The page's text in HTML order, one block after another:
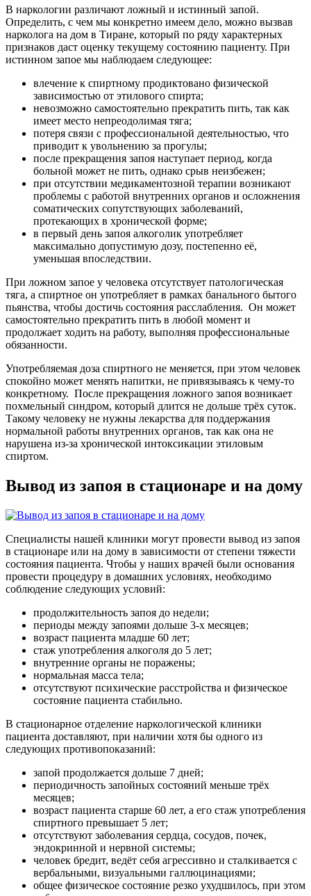
В наркологии различают ложный и истинный запой.
Определить, с чем мы конкретно имеем дело, можно вызвав
нарколога на дом в Тиране, который по ряду характерных
признаков даст оценку текущему состоянию пациенту. При
истинном запое мы наблюдаем следующее:
влечение к спиртному продиктовано физической
зависимостью от этилового спирта;
невозможно самостоятельно прекратить пить, так как
имеет место непреодолимая тяга;
потеря связи с профессиональной деятельностью, что
приводит к увольнению за прогулы;
после прекращения запоя наступает период, когда
больной может не пить, однако срыв неизбежен;
при отсутствии медикаментозной терапии возникают
проблемы с работой внутренних органов и осложнения
соматических сопутствующих заболеваний,
протекающих в хронической форме;
в первый день запоя алкоголик употребляет
максимально допустимую дозу, постепенно её,
уменьшая впоследствии.
При ложном запое у человека отсутствует патологическая
тяга, а спиртное он употребляет в рамках банального бытого
пьянства, чтобы достичь состояния расслабления. Он может
самостоятельно прекратить пить в любой момент и
продолжает ходить на работу, выполняя профессиональные
обязанности.
Употребляемая доза спиртного не меняется, при этом человек
спокойно может менять напитки, не привязываясь к чему-то
конкретному. После прекращения ложного запоя возникает
похмельный синдром, который длится не дольше трёх суток.
Такому человеку не нужны лекарства для поддержания
нормальной работы внутренних органов, так как она не
нарушена из-за хронической интоксикации этиловым
спиртом.
Вывод из запоя в стационаре и на дому
Специалисты нашей клиники могут провести вывод из запоя
в стационаре или на дому в зависимости от степени тяжести
состояния пациента. Чтобы у наших врачей были основания
провести процедуру в домашних условиях, необходимо
соблюдение следующих условий:
продолжительность запоя до недели;
периоды между запоями дольше 3-х месяцев;
возраст пациента младше 60 лет;
стаж употребления алкоголя до 5 лет;
внутренние органы не поражены;
нормальная масса тела;
отсутствуют психические расстройства и физическое
состояние пациента стабильно.
В стационарное отделение наркологической клиники
пациента доставляют, при наличии хотя бы одного из
следующих противопоказаний:
запой продолжается дольше 7 дней;
периодичность запойных состояний меньше трёх
месяцев;
возраст пациента старше 60 лет, а его стаж употребления
спиртного превышает 5 лет;
отсутствуют заболевания сердца, сосудов, почек,
эндокринной и нервной системы;
человек бредит, ведёт себя агрессивно и сталкивается с
вербальными, визуальными галлюцинациями;
общее физическое состояние резко ухудшилось, при этом